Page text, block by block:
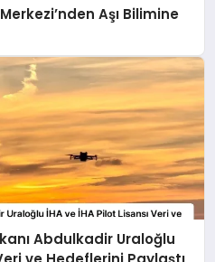
Aşı Bilimine
Abdulkadir Uraloğlu